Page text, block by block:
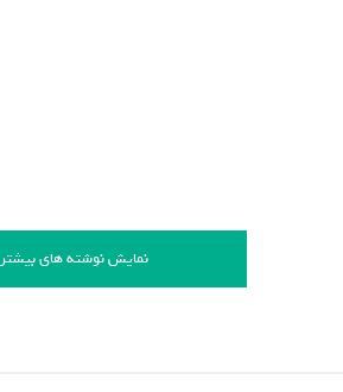
نمایش نوشته های بیشتر